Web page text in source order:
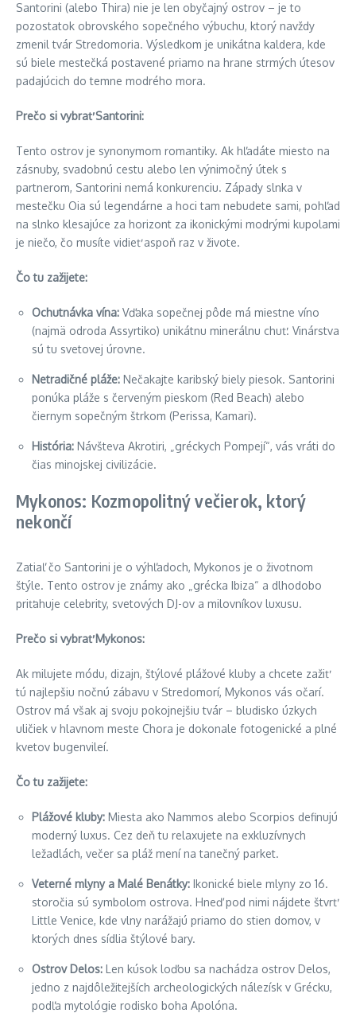
Santorini (alebo Thira) nie je len obyčajný ostrov – je to
pozostatok obrovského sopečného výbuchu, ktorý navždy
zmenil tvár Stredomoria. Výsledkom je unikátna kaldera, kde
sú biele mestečká postavené priamo na hrane strmých útesov
padajúcich do temne modrého mora.
Prečo si vybrať Santorini:
Tento ostrov je synonymom romantiky. Ak hľadáte miesto na
zásnuby, svadobnú cestu alebo len výnimočný útek s
partnerom, Santorini nemá konkurenciu. Západy slnka v
mestečku Oia sú legendárne a hoci tam nebudete sami, pohľad
na slnko klesajúce za horizont za ikonickými modrými kupolami
je niečo, čo musíte vidieť aspoň raz v živote.
Čo tu zažijete:
Ochutnávka vína: Vďaka sopečnej pôde má miestne víno
(najmä odroda Assyrtiko) unikátnu minerálnu chuť. Vinárstva
sú tu svetovej úrovne.
Netradičné pláže: Nečakajte karibský biely piesok. Santorini
ponúka pláže s červeným pieskom (Red Beach) alebo
čiernym sopečným štrkom (Perissa, Kamari).
História: Návšteva Akrotiri, „gréckych Pompejí“, vás vráti do
čias minojskej civilizácie.
Mykonos: Kozmopolitný večierok, ktorý
nekončí
Zatiaľ čo Santorini je o výhľadoch, Mykonos je o životnom
štýle. Tento ostrov je známy ako „grécka Ibiza“ a dlhodobo
priťahuje celebrity, svetových DJ-ov a milovníkov luxusu.
Prečo si vybrať Mykonos:
Ak milujete módu, dizajn, štýlové plážové kluby a chcete zažiť
tú najlepšiu nočnú zábavu v Stredomorí, Mykonos vás očarí.
Ostrov má však aj svoju pokojnejšiu tvár – bludisko úzkych
uličiek v hlavnom meste Chora je dokonale fotogenické a plné
kvetov bugenvileí.
Čo tu zažijete:
Plážové kluby: Miesta ako Nammos alebo Scorpios definujú
moderný luxus. Cez deň tu relaxujete na exkluzívnych
ležadlách, večer sa pláž mení na tanečný parket.
Veterné mlyny a Malé Benátky: Ikonické biele mlyny zo 16.
storočia sú symbolom ostrova. Hneď pod nimi nájdete štvrť
Little Venice, kde vlny narážajú priamo do stien domov, v
ktorých dnes sídlia štýlové bary.
Ostrov Delos: Len kúsok loďou sa nachádza ostrov Delos,
jedno z najdôležitejších archeologických nálezísk v Grécku,
podľa mytológie rodisko boha Apolóna.